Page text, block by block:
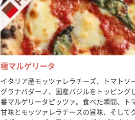
極マルゲリータ
イタリア産モッツァレラチーズ、トマトソ
グラナバダーノ、国産バジルをトッピング
番マルゲリータピッツァ。食べた瞬間、ト
甘味とモッツァレラチーズの旨味、そして